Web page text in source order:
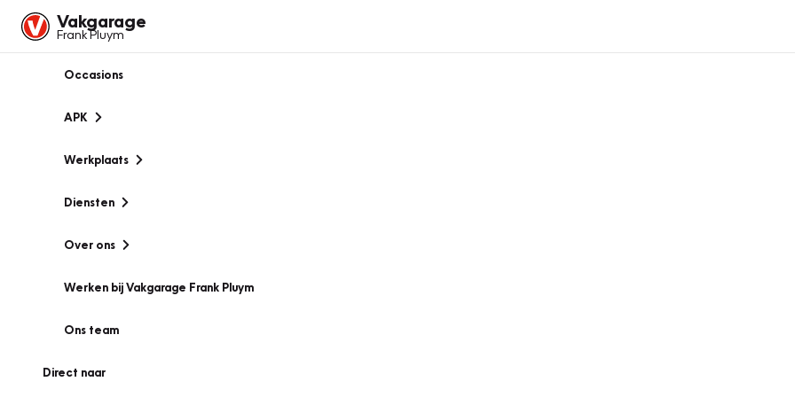
Vakgarage
Frank Pluym
Occasions
APK
Werkplaats
Diensten
Over ons
Werken bij Vakgarage Frank Pluym
Ons team
Direct naar